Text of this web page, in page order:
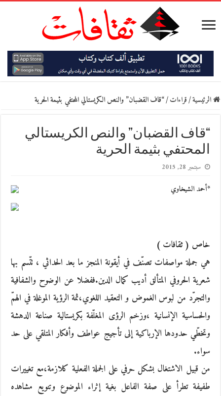
الرئيسية/قراءات/“قاف القضبان” والنص الكريستالي المحتفي بثيمة الحرية
“قاف القضبان” والنص الكريستالي
المحتفي بثيمة الحرية
سبتمبر 28, 2015
*أحمد الشيخاوي
خاص ( ثقافات )
هي جملة مواصفات تصنّف في أيقونة المنجز ما بعد الحداثي ، تتّسم بها
شعرية الحروفي المتألق أديب كمال الدين.ففضلا عن الوضوح والشفافية
والتجرّد من لبوس الغموض و التعقيد اللغوي،ثمة الرؤية الموغلة في الهمّ
والحساسية الإنسانية ،وزخم الرؤى المغلّفة بكريستالية صناعة الدهشة
وتخطّي حدودها الإرباكية إلى تأجيج عواطف وأفكار المتلقي على حد
سواء.
من قبيل الاشتغال بشكل حرفي على الجملة الفعلية كلازمة،مع تغييرات
طفيفة تطرأ على صفة الفاعل بغية إثراء الموضوع وتنويع مشاهده